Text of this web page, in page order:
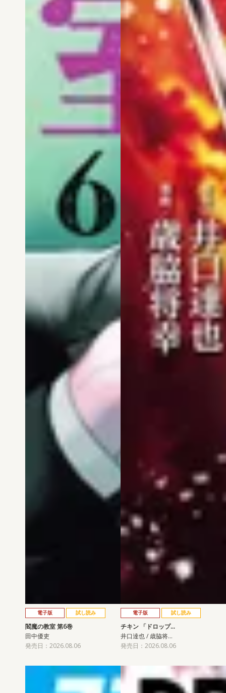
電子版 試し読み
閻魔の教室 第6巻
田中優吏
発売日：2026.08.06
電子版 試し読み
チキン 「ドロップ…
井口達也 / 歳脇将…
発売日：2026.08.06